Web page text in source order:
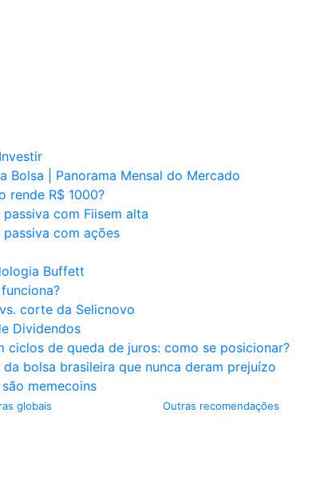
Bolsa | Panorama Mensal do Mercado
rende R$ 1000?
passiva com Fiisem alta
passiva com ações
Buffett
corte da Selicnovo
Dividendos
ciclos de queda de juros: como se posicionar?
da bolsa brasileira que nunca deram prejuízo
memecoins
globais Outras recomendações